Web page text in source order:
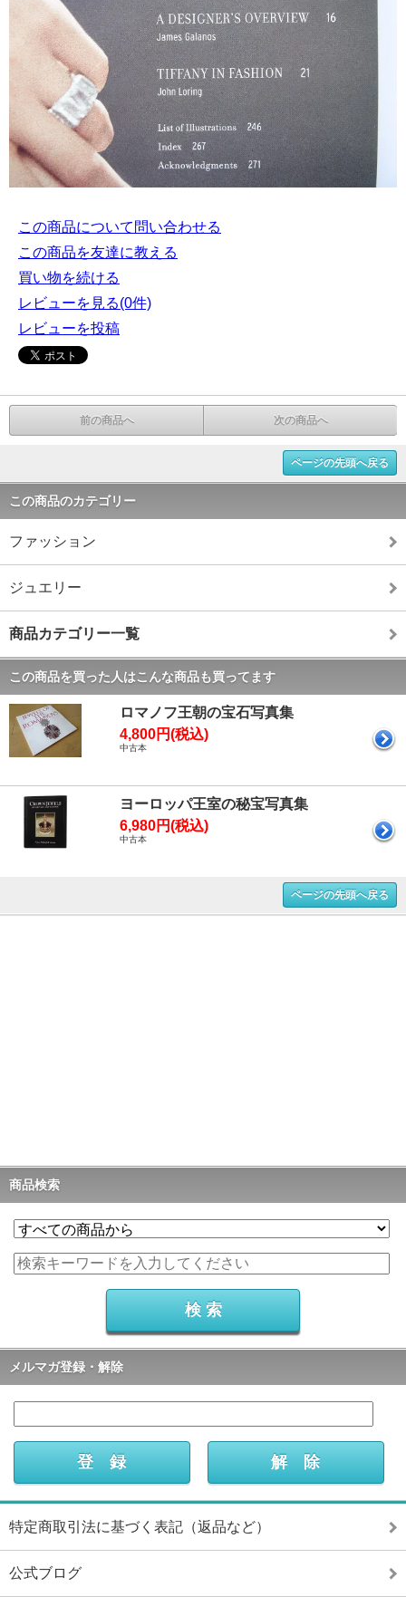
この商品について問い合わせる
この商品を友達に教える
買い物を続ける
レビューを見る(0件)
レビューを投稿
前の商品へ 次の商品へ
ページの先頭へ戻る
この商品のカテゴリー
ファッション
ジュエリー
商品カテゴリー一覧
この商品を買った人はこんな商品も買ってます
ロマノフ王朝の宝石写真集
4,800円(税込)
中古本
ヨーロッパ王室の秘宝写真集
6,980円(税込)
中古本
ページの先頭へ戻る
商品検索
メルマガ登録・解除
特定商取引法に基づく表記（返品など）
公式ブログ